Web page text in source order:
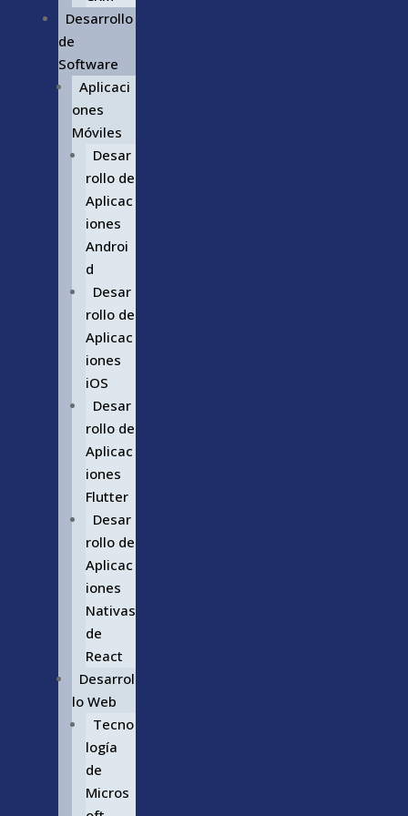
Desarrollo
de
Software
Aplicaci
ones
Móviles
Desar
rollo de
Aplicac
iones
Androi
d
Desar
rollo de
Aplicac
iones
iOS
Desar
rollo de
Aplicac
iones
Flutter
Desar
rollo de
Aplicac
iones
Nativas
de
React
Desarrol
lo Web
Tecno
logía
de
Micros